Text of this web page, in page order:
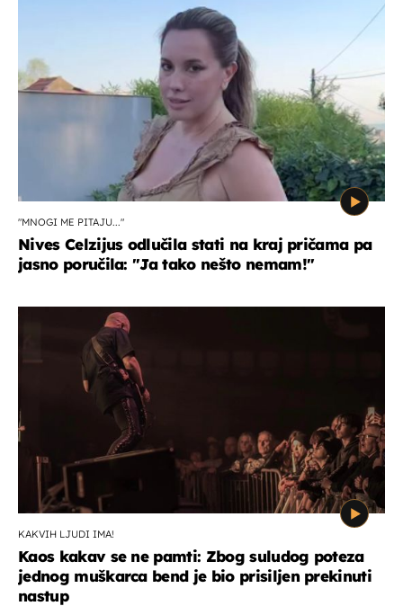
"MNOGI ME PITAJU..."
Nives Celzijus odlučila stati na kraj pričama pa
jasno poručila: "Ja tako nešto nemam!"
KAKVIH LJUDI IMA!
Kaos kakav se ne pamti: Zbog suludog poteza
jednog muškarca bend je bio prisiljen prekinuti
nastup